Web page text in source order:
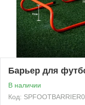
Барьер для
В наличии
Код: